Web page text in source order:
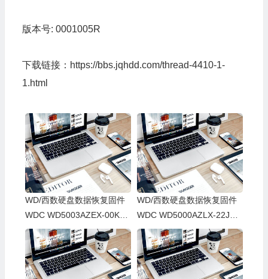
版本号: 0001005R
下载链接： https://bbs.jqhdd.com/thread-4410-1-
1.html
WD/西数硬盘数据恢复固件
WDC WD5003AZEX-00K3C
A0-01-01A01-WD-WCC6Y2
NZXNK5-00050049-1578
WD/西数硬盘数据恢复固件
WDC WD5000AZLX-22JKK
A0-01-01A01-WD-WCC6Z0
VL2YLS-0050049-1578